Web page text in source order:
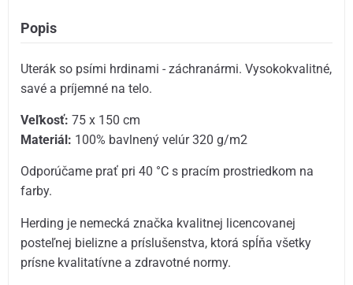
Popis
Uterák so psími hrdinami - záchranármi. Vysokokvalitné,
savé a príjemné na telo.
Veľkosť: 75 x 150 cm
Materiál: 100% bavlnený velúr 320 g/m2
Odporúčame prať pri 40 °C s pracím prostriedkom na
farby.
Herding je nemecká značka kvalitnej licencovanej
posteľnej bielizne a príslušenstva, ktorá spĺňa všetky
prísne kvalitatívne a zdravotné normy.